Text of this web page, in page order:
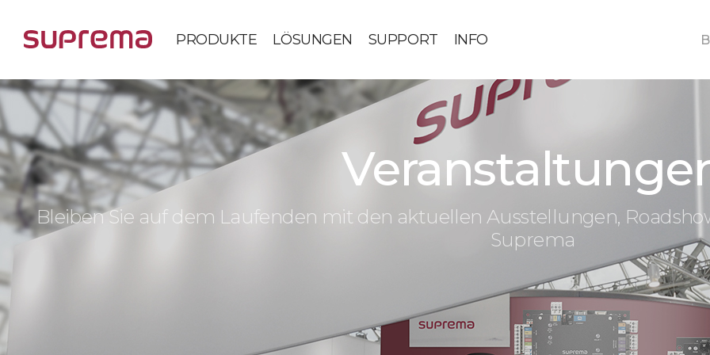
PRODUKTE LÖSUNGEN SUPPORT INFO
Bleiben Sie auf dem Laufenden mit den aktuellen Ausstellungen,
Suprema